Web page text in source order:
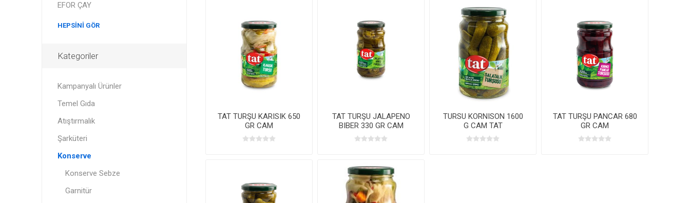
TAT TURŞU KARISIK 650
GR CAM
TAT TURŞU JALAPENO
BIBER 330 GR CAM
TURSU KORNISON 1600
G CAM TAT
TAT TURŞU PANCAR 680
GR CAM
EFOR ÇAY
HEPSINI GÖR
Kategoriler
Kampanyalı Ürünler
Temel Gıda
Atıştırmalık
Şarküteri
Konserve
Konserve Sebze
Garnitür